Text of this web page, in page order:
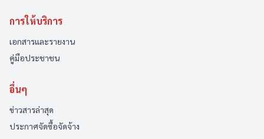
การให้บริการ
เอกสารและรายงาน
คู่มือประชาชน
อื่นๆ
ข่าวสารล่าสุด
ประกาศจัดซื้อจัดจ้าง